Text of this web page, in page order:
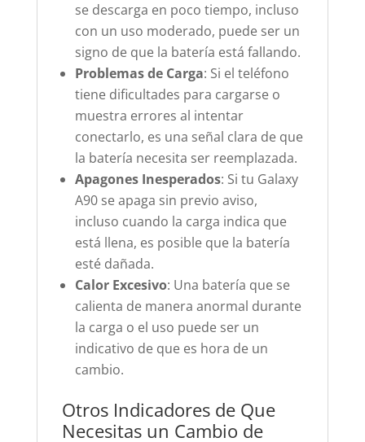
se descarga en poco tiempo, incluso
con un uso moderado, puede ser un
signo de que la batería está fallando.
Problemas de Carga: Si el teléfono
tiene dificultades para cargarse o
muestra errores al intentar
conectarlo, es una señal clara de que
la batería necesita ser reemplazada.
Apagones Inesperados: Si tu Galaxy
A90 se apaga sin previo aviso,
incluso cuando la carga indica que
está llena, es posible que la batería
esté dañada.
Calor Excesivo: Una batería que se
calienta de manera anormal durante
la carga o el uso puede ser un
indicativo de que es hora de un
cambio.
Otros Indicadores de Que
Necesitas un Cambio de